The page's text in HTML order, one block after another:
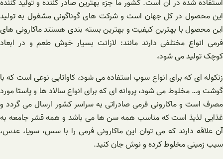
استفاده شده در آن است. کشور ما جزء بهترین صادر کننده و تولید کننده
این محصول در کل جهان است و شرکت های گوناگونی مشغول به تولید
این محصول با بهترین کیفیت و بهترین بسته بندی هستند ماکارونی های
فرمی انواع مختلفی دارند مانند: لازانت بسیار خوش طعم و در ابعاد
کوچک تولید می شود،
زنکوله ای که برای انواع سوپ استفاده می شود، کاواتاپی نوعی است که با
گوشت و… مخلوط می شود، پروانه ای که برای انواع سالاد ها و پاستا مورد
مصرف است و ماکارونی فرمی صادراتی به سراسر کشور ارسال می گردد و
غذایی لذیذ است که مناسب همه سن ها می باشد و همه قشر جامعه به
آن علاقه دارند که می توان این ماکارونی فرمی را با سس، سویا، عدس،
سیب زمینی مخلوط کرده و نوش جان کنید.